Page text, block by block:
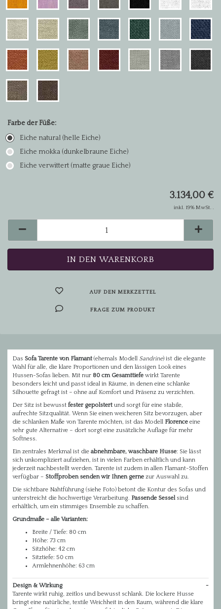
Farbe der Füße:
Eiche natural (helle Eiche)
Eiche mokka (dunkelbraune Eiche)
Eiche verwittert (matte graue Eiche)
3.134,00 €
inkl. 19% MwSt. .
AUF DEN MERKZETTEL
FRAGE ZUM PRODUKT
Das Sofa Tarente von Flamant (ehemals Modell Sandrine) ist die elegante
Wahl für alle, die klare Proportionen und den lässigen Look eines
Hussen-Sofas lieben. Mit nur 80 cm Gesamttiefe wirkt Tarente
besonders leicht und passt ideal in Räume, in denen eine schlanke
Silhouette gefragt ist – ohne auf Komfort und Präsenz zu verzichten.
Der Sitz ist bewusst fester gepolstert und sorgt für eine stabile,
aufrechte Sitzqualität. Wenn Sie einen weicheren Sitz bevorzugen, aber
die schlanken Maße von Tarente möchten, ist das Modell Florence eine
sehr gute Alternative – dort sorgt eine zusätzliche Auflage für mehr
Softness.
Ein zentrales Merkmal ist die abnehmbare, waschbare Husse: Sie lässt
sich unkompliziert aufziehen, ist in vielen Farben erhältlich und kann
jederzeit nachbestellt werden. Tarente ist zudem in allen Flamant-Stoffen
verfügbar – Stoffproben senden wir Ihnen gerne zur Auswahl zu.
Die sichtbare Nahtführung (siehe Foto) betont die Kontur des Sofas und
unterstreicht die hochwertige Verarbeitung. Passende Sesselsind
erhältlich, um ein stimmiges Ensemble zu schaffen.
Grundmaße – alle Varianten:
Breite / Tiefe: 80 cm
Höhe: 73 cm
Sitzhöhe: 42 cm
Sitztiefe: 50 cm
Armlehnenhöhe: 63 cm
Design & Wirkung
Tarente wirkt ruhig, zeitlos und bewusst schlank. Die lockere Husse
bringt eine natürliche, textile Weichheit in den Raum, während die klare